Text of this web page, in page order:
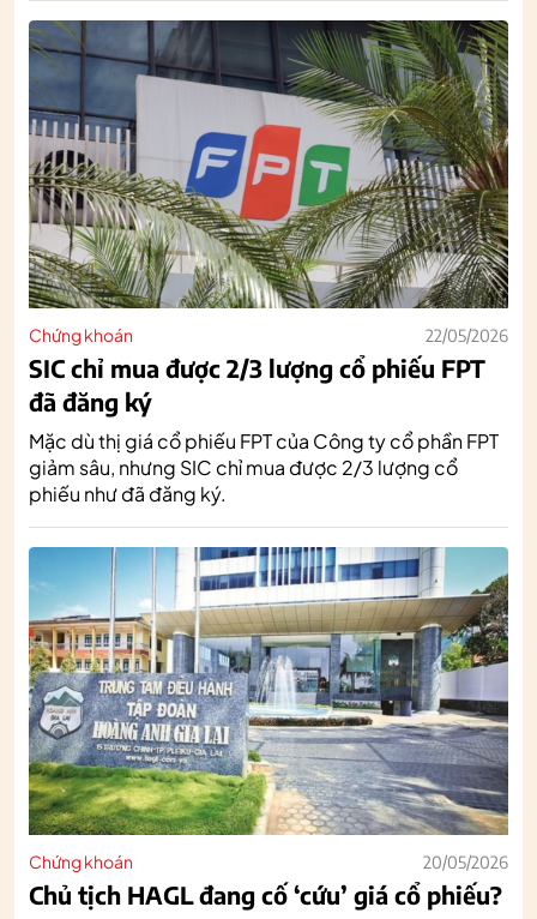
Chứng khoán 22/05/2026
SIC chỉ mua được 2/3 lượng cổ phiếu FPT
đã đăng ký
Mặc dù thị giá cổ phiếu FPT của Công ty cổ phần FPT
giảm sâu, nhưng SIC chỉ mua được 2/3 lượng cổ
phiếu như đã đăng ký.
Chứng khoán 20/05/2026
Chủ tịch HAGL đang cố ‘cứu’ giá cổ phiếu?